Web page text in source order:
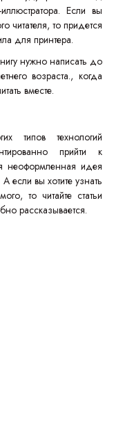
Если вы
читателя, то придется
для принтера.
нужно написать до
возраста., когда
вместе.
технологий
прийти к
неоформленная идея
если вы хотите узнать
то читайте статьи
рассказывается.